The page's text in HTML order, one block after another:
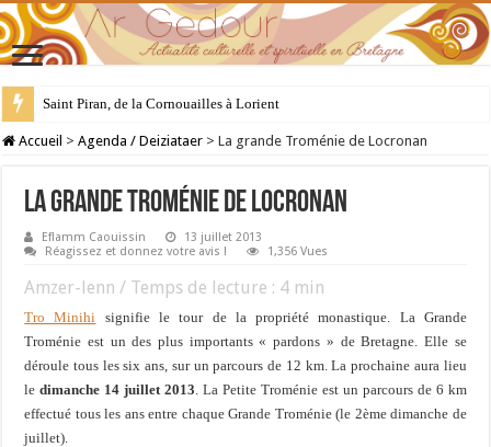
28 juillet : Saint Samson de Dol, père de la Bretagne chrétienne
Accueil > Agenda / Deiziataer > La grande Troménie de Locronan
La grande Troménie de Locronan
Eflamm Caouissin
13 juillet 2013
Réagissez et donnez votre avis !
1,356 Vues
Amzer-lenn / Temps de lecture : 4 min
Tro Minihi signifie le tour de la propriété monastique. La Grande
Troménie est un des plus importants « pardons » de Bretagne. Elle se
déroule tous les six ans, sur un parcours de 12 km. La prochaine aura lieu
ledimanche 14 juillet 2013 . La Petite Troménie est un parcours de 6 km
effectué tous les ans entre chaque Grande Troménie (le 2ème dimanche de
juillet).